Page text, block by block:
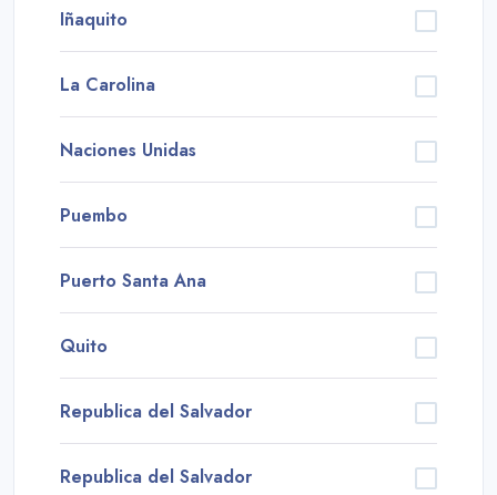
Iñaquito
La Carolina
Naciones Unidas
Puembo
Puerto Santa Ana
Quito
Republica del Salvador
Republica del Salvador